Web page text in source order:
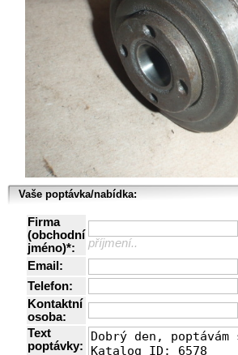
Vaše poptávka/nabídka:
Firma
(obchodní
jméno)*:
příjmení..
Email:
Telefon:
Kontaktní
osoba:
Text
poptávky: